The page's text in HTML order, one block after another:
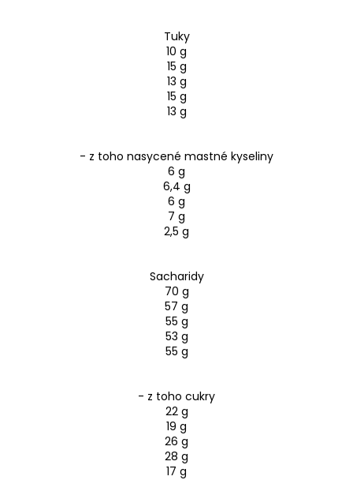
Tuky
10 g
15 g
13 g
15 g
13 g
- z toho nasycené mastné kyseliny
6 g
6,4 g
6 g
7 g
2,5 g
Sacharidy
70 g
57 g
55 g
53 g
55 g
- z toho cukry
22 g
19 g
26 g
28 g
17 g